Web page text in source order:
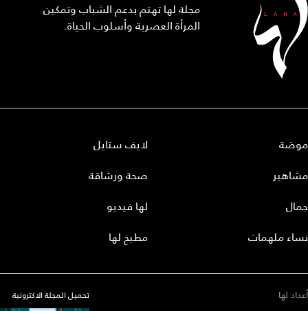
مجلة لها تهتم بدعم الشباب وتمكين
المرأة العصرية وأسلوب الحياة.
موضة
مشاهير
جمال
نساء ملهمات
لايف ستايل
صحة ورشاقة
لها فيديو
مطبخ لها
أعداد لها تحميل المجلة الاكترونية